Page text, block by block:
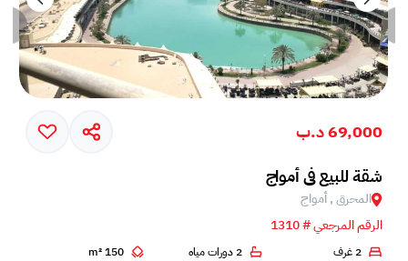
69,000 د.ب
شقة للبيع في أمواج
المحرق , أمواج
الرقم المرجعي # 1310
2 غرف 2 دورات مياه 150 m²